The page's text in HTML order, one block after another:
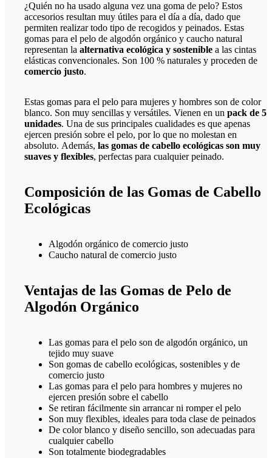
¿Quién no ha usado alguna vez una goma de pelo? Estos
accesorios resultan muy útiles para el día a día, dado que
permiten realizar todo tipo de recogidos y peinados. Estas
gomas para el pelo de algodón orgánico y caucho natural
representan la alternativa ecológica y sostenible a las cintas
elásticas convencionales. Son 100 % naturales y proceden de
comercio justo.
Estas gomas para el pelo para mujeres y hombres son de color
blanco. Son muy sencillas y versátiles. Vienen en un pack de 5
unidades. Una de sus principales cualidades es que apenas
ejercen presión sobre el pelo, por lo que no molestan en
absoluto. Además, las gomas de cabello ecológicas son muy
suaves y flexibles, perfectas para cualquier peinado.
Composición de las Gomas de Cabello
Ecológicas
Algodón orgánico de comercio justo
Caucho natural de comercio justo
Ventajas de las Gomas de Pelo de
Algodón Orgánico
Las gomas para el pelo son de algodón orgánico, un
tejido muy suave
Son gomas de cabello ecológicas, sostenibles y de
comercio justo
Las gomas para el pelo para hombres y mujeres no
ejercen presión sobre el cabello
Se retiran fácilmente sin arrancar ni romper el pelo
Son muy flexibles, ideales para toda clase de peinados
De color blanco y diseño sencillo, son adecuadas para
cualquier cabello
Son totalmente biodegradables